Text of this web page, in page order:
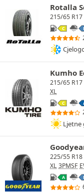
Rotalla
215/65 R17
C
Kumho
215/65 R17
XL
C
Ljetne
225/55 R18
XL 3PMSF
A